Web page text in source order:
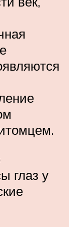
глаз у